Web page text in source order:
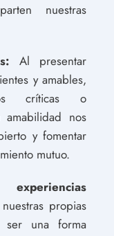
nuestras
Al presentar
y amables,
críticas o
nos
y fomentar
mutuo.
propias
ser una forma